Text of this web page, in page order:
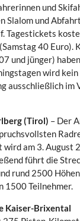
und
Slalom und
Tagestickets
40 Euro).
und jünger)
wird
ausschließlich im
(Tirol) – Der
wird am 3. August
führt die
rund 2500
1500 Teilnehmer.
Kaiser-Brixental